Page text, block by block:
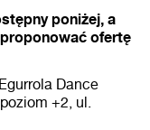
poniżej, a
ofertę
Dance
+2, ul.